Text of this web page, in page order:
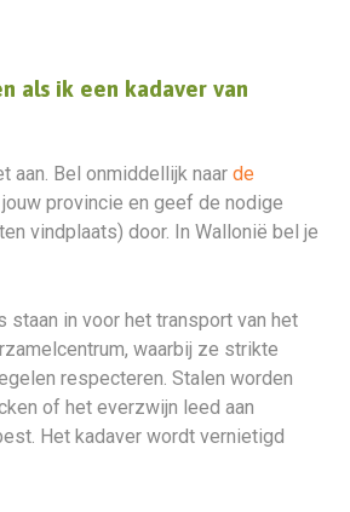
als ik een kadaver van
aan. Bel onmiddellijk naarde
jouw provincie en geef de nodige
vindplaats) door. In Wallonië bel je
staan in voor het transport van het
waarbij ze strikte
respecteren. Stalen worden
of het everzwijn leed aan
Het kadaver wordt vernietigd